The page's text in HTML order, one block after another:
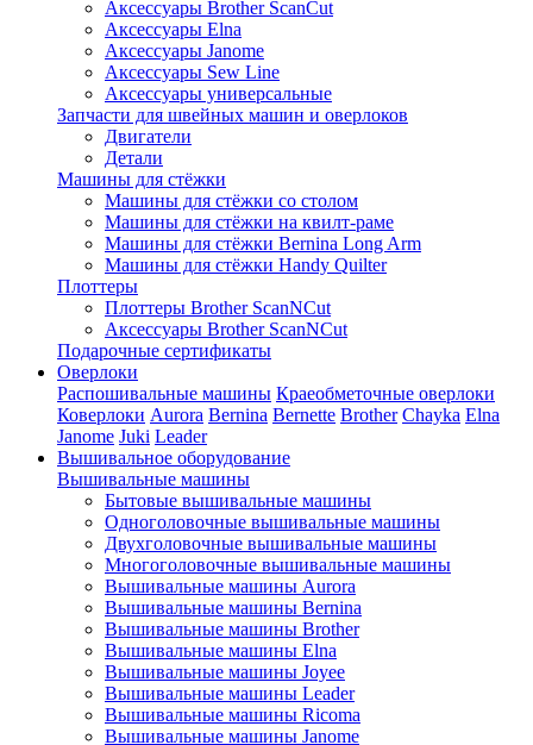
Аксессуары Brother ScanCut
Аксессуары Elna
Аксессуары Janome
Аксессуары Sew Line
Аксессуары универсальные
Запчасти для швейных машин и оверлоков
Двигатели
Детали
Машины для стёжки
Машины для стёжки со столом
Машины для стёжки на квилт-раме
Машины для стёжки Bernina Long Arm
Машины для стёжки Handy Quilter
Плоттеры
Плоттеры Brother ScanNCut
Аксессуары Brother ScanNCut
Подарочные сертификаты
Оверлоки
Распошивальные машины Краеобметочные оверлоки
Коверлоки Aurora Bernina Bernette Brother Chayka Elna
Janome Juki Leader
Вышивальное оборудование
Вышивальные машины
Бытовые вышивальные машины
Одноголовочные вышивальные машины
Двухголовочные вышивальные машины
Многоголовочные вышивальные машины
Вышивальные машины Aurora
Вышивальные машины Bernina
Вышивальные машины Brother
Вышивальные машины Elna
Вышивальные машины Joyee
Вышивальные машины Leader
Вышивальные машины Ricoma
Вышивальные машины Janome